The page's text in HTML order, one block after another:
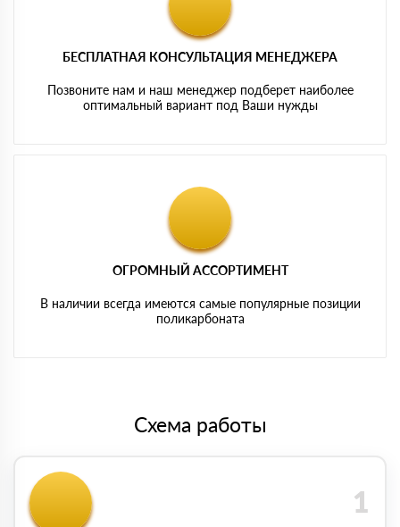
БЕСПЛАТНАЯ КОНСУЛЬТАЦИЯ МЕНЕДЖЕРА
Позвоните нам и наш менеджер подберет наиболее
оптимальный вариант под Ваши нужды
ОГРОМНЫЙ АССОРТИМЕНТ
В наличии всегда имеются самые популярные позиции
поликарбоната
Схема работы